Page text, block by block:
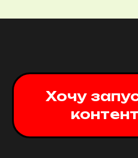
Хочу